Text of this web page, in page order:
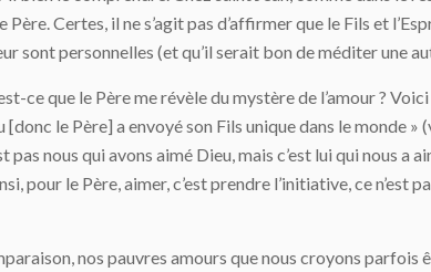
Certes, il ne s’agit pas d’affirmer que le Fils et
sont personnelles (et qu’il serait bon de méditer une
ce que le Père me révèle du mystère de l’amour ?
[donc le Père] a envoyé son Fils unique dans le monde »
pas nous qui avons aimé Dieu, mais c’est lui qui nous
pour le Père, aimer, c’est prendre l’initiative, ce n’est
nos pauvres amours que nous croyons